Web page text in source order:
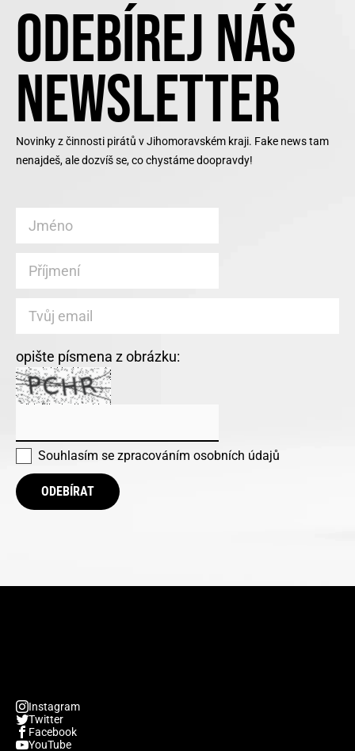
ODEBÍREJ NÁŠ
NEWSLETTER
Novinky z činnosti pirátů v Jihomoravském kraji. Fake news tam
nenajdeš, ale dozvíš se, co chystáme doopravdy!
opište písmena z obrázku:
Souhlasím se zpracováním osobních údajů
ODEBÍRAT
Instagram
Twitter
Facebook
YouTube